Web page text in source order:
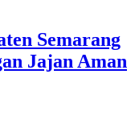
Semarang
Jajan Aman